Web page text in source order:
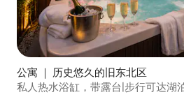
公寓 ｜ 历史悠久的旧东北区
私人热水浴缸，带露台|步行可达湖